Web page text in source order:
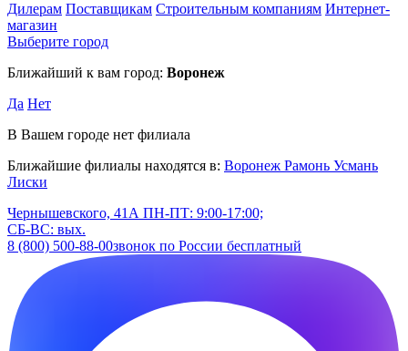
Дилерам Поставщикам Строительным компаниям Интернет-
магазин
Выберите город
Ближайший к вам город: Воронеж
Да Нет
В Вашем городе нет филиала
Ближайшие филиалы находятся в: Воронеж Рамонь Усмань
Лиски
Чернышевского, 41А ПН-ПТ: 9:00-17:00;
СБ-ВС: вых.
8 (800) 500-88-00звонок по России бесплатный